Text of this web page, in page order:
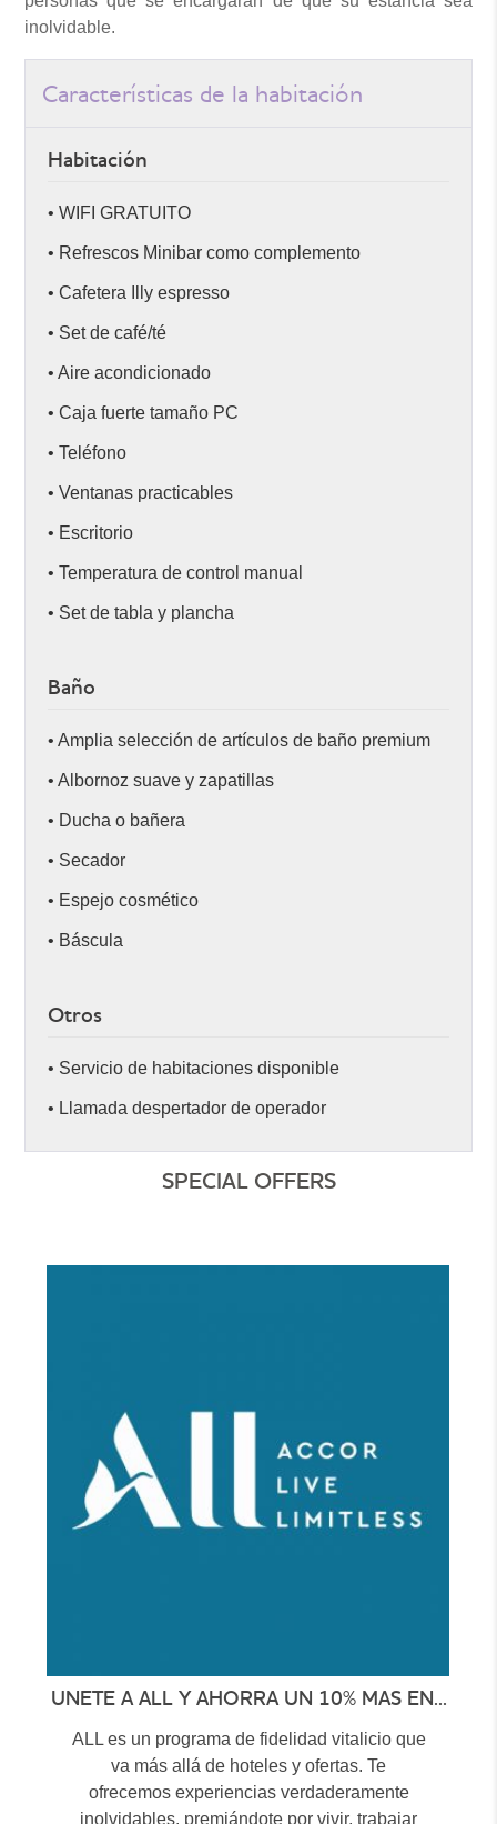
inolvidable.
Características de la habitación
Habitación
• WIFI GRATUITO
• Refrescos Minibar como complemento
• Cafetera Illy espresso
• Set de café/té
• Aire acondicionado
• Caja fuerte tamaño PC
• Teléfono
• Ventanas practicables
• Escritorio
• Temperatura de control manual
• Set de tabla y plancha
Baño
• Amplia selección de artículos de baño premium
• Albornoz suave y zapatillas
• Ducha o bañera
• Secador
• Espejo cosmético
• Báscula
Otros
• Servicio de habitaciones disponible
• Llamada despertador de operador
SPECIAL OFFERS
UNETE A ALL Y AHORRA UN 10% MAS EN...
ALL es un programa de fidelidad vitalicio que
va más allá de hoteles y ofertas. Te
ofrecemos experiencias verdaderamente
inolvidables, premiándote por vivir, trabajar